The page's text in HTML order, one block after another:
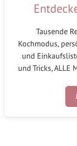
Tausende
Kochmodus,
und
und Tricks, ALLE